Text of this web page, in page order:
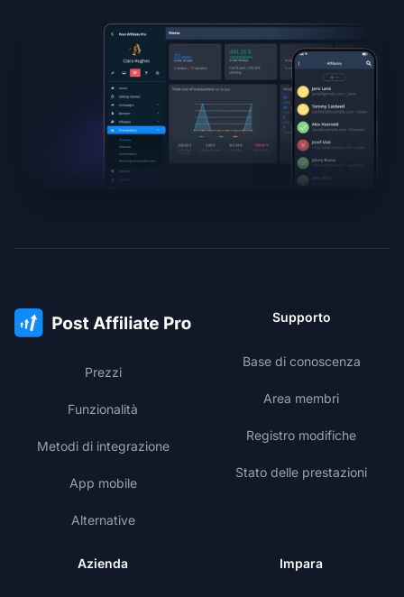
Prezzi
Funzionalità
Metodi di integrazione
App mobile
Alternative
Supporto
Base di conoscenza
Area membri
Registro modifiche
Stato delle prestazioni
Azienda Impara